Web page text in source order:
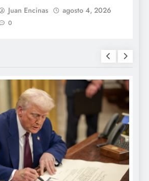
Juan Encinas agosto 4, 2026
0